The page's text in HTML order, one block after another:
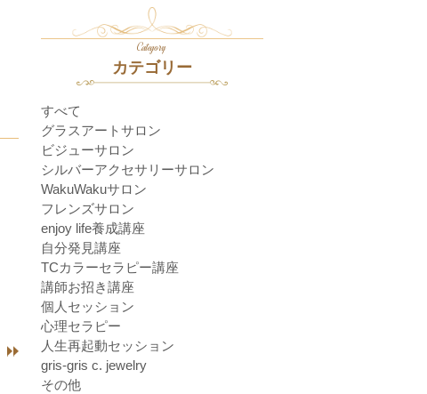
Category
カテゴリー
すべて
グラスアートサロン
ビジューサロン
シルバーアクセサリーサロン
WakuWakuサロン
フレンズサロン
enjoy life養成講座
自分発見講座
TCカラーセラピー講座
講師お招き講座
個人セッション
心理セラピー
人生再起動セッション
gris-gris c. jewelry
その他